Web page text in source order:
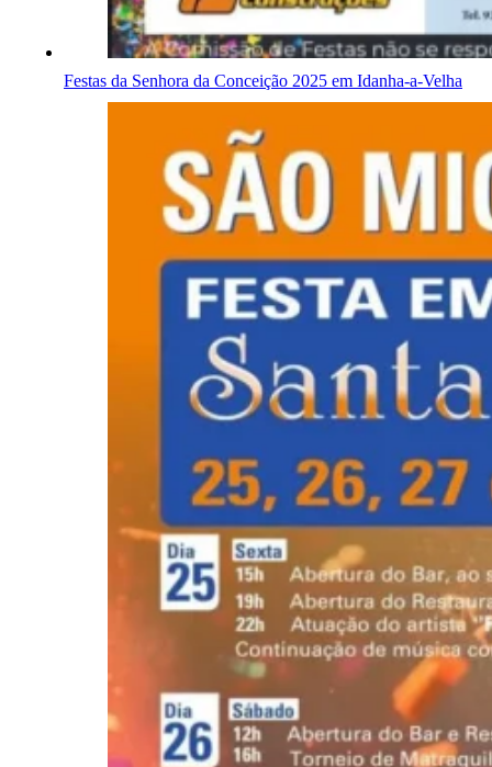
Festas da Senhora da Conceição 2025 em Idanha-a-Velha